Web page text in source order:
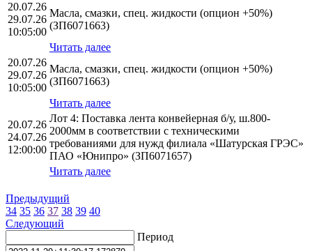
20.07.26
29.07.26
10:05:00
Масла, смазки, спец. жидкости (опцион +50%)
(ЗП6071663)
Читать далее
20.07.26
29.07.26
10:05:00
Масла, смазки, спец. жидкости (опцион +50%)
(ЗП6071663)
Читать далее
20.07.26
24.07.26
12:00:00
Лот 4: Поставка лента конвейерная б/у, ш.800-
2000мм в соответствии с техническими
требованиями для нужд филиала «Шатурская ГРЭС»
ПАО «Юнипро» (ЗП6071657)
Читать далее
Предыдущий
34 35 36 37 38 39 40
Следующий
Период